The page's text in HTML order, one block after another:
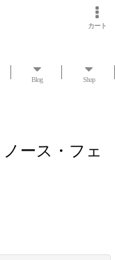
カート
Blog Shop
ノース・フェ